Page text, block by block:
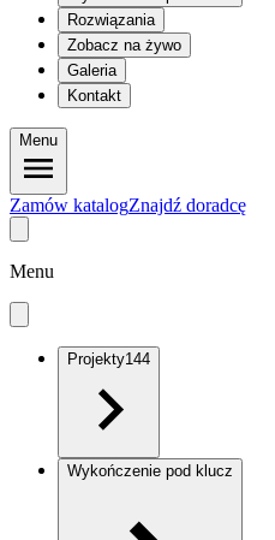
Rozwiązania
Zobacz na żywo
Galeria
Kontakt
Menu
Zamów katalogZnajdź doradcę
Menu
Projekty144
Wykończenie pod klucz